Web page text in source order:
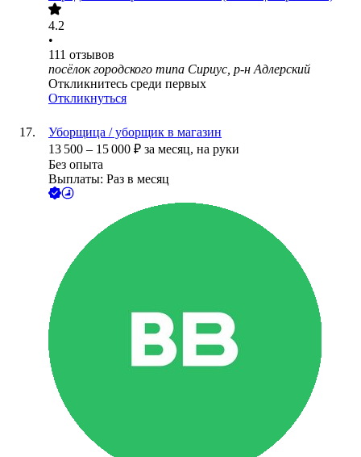
4.2
•
111 отзывов
посёлок городского типа Сириус, р-н Адлерский
Откликнитесь среди первых
Откликнуться
Уборщица / уборщик в магазин
13 500 – 15 000 ₽ за месяц, на руки
Без опыта
Выплаты: Раз в месяц